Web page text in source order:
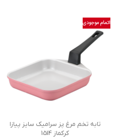
اتمام موجودی
تابه تخم مرغ پز سرامیک سایز پیازا
کرکماز 1514